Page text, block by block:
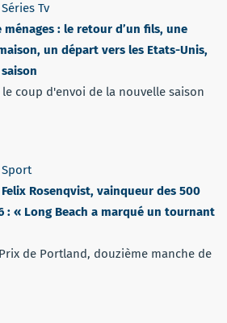
Séries Tv
ménages : le retour d’un fils, une
un départ vers les Etats-Unis,
coup d'envoi de la nouvelle saison
Sport
Rosenqvist, vainqueur des 500
: « Long Beach a marqué un tournant
de Portland, douzième manche de